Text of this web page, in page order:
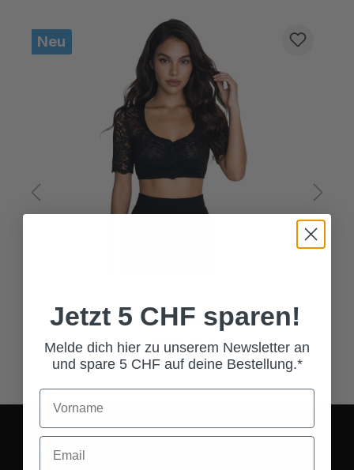
Produktgalerie überspringen
Neu
DIRNDLBLUSE VALERIE SCHWARZ
119,00 CHF*
So erreichen Sie uns
Jetzt 5 CHF sparen!
Melde dich hier zu unserem Newsletter an
und spare 5 CHF auf deine Bestellung.*